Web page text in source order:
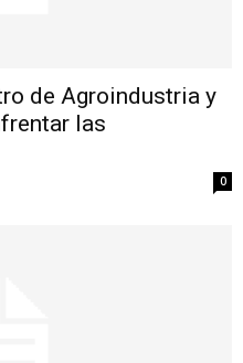
de Agroindustria y
las
0